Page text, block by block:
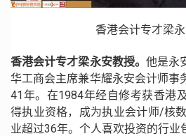
香港会计专才梁
香港会计专才梁永安教授。 他是永
华工商会主席兼华耀永安会计师事
41年。在1984年经自修考获香港
得执业资格，成为执业会计师/核
业超过36年。个人喜欢投资的行业